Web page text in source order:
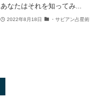
あなたはそれを知ってみ...
2022年8月18日 ・サビアン占星術